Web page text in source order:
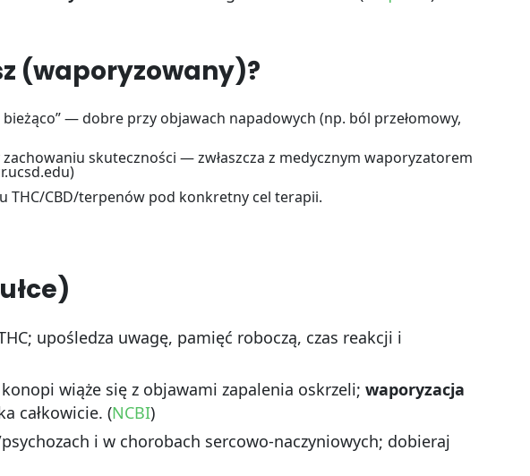
(waporyzowany)?
— dobre przy objawach napadowych (np. ból przełomowy,
skuteczności — zwłaszcza z medycznym waporyzatorem
THC/CBD/terpenów pod konkretny cel terapii.
upośledza uwagę, pamięć roboczą, czas reakcji i
konopi wiąże się z objawami zapalenia oskrzeli; waporyzacja
całkowicie. (NCBI)
i w chorobach sercowo-naczyniowych; dobieraj